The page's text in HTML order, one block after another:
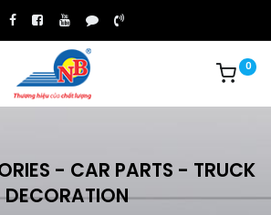
0
- CAR PARTS - TRUCK
DECORATION